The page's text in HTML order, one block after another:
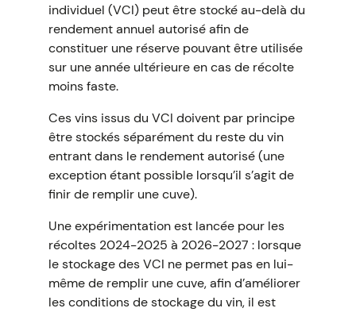
individuel (VCI) peut être stocké au-delà du
rendement annuel autorisé afin de
constituer une réserve pouvant être utilisée
sur une année ultérieure en cas de récolte
moins faste.
Ces vins issus du VCI doivent par principe
être stockés séparément du reste du vin
entrant dans le rendement autorisé (une
exception étant possible lorsqu’il s’agit de
finir de remplir une cuve).
Une expérimentation est lancée pour les
récoltes 2024-2025 à 2026-2027 : lorsque
le stockage des VCI ne permet pas en lui-
même de remplir une cuve, afin d’améliorer
les conditions de stockage du vin, il est